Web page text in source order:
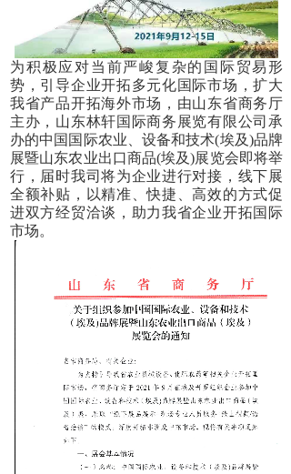
为积极应对当前严峻复杂的国际贸易形
势，引导企业开拓多元化国际市场，扩大
我省产品开拓海外市场，由山东省商务厅
主办，山东林轩国际商务展览有限公司承
办的中国国际农业、设备和技术(埃及)品牌
展暨山东农业出口商品(埃及)展览会即将举
行，届时我司将为企业进行对接，线下展
全额补贴，以精准、快捷、高效的方式促
进双方经贸洽谈，助力我省企业开拓国际
市场。